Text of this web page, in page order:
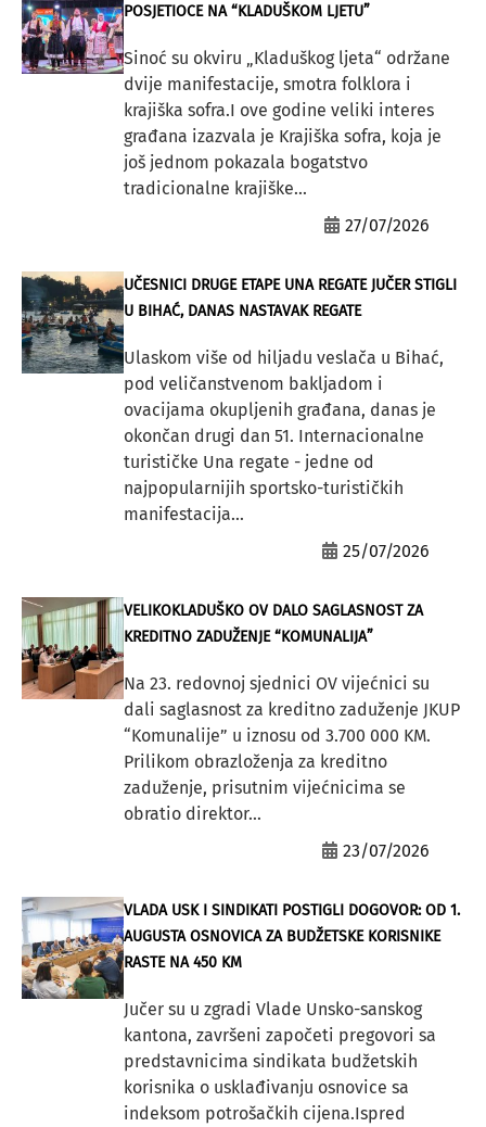
POSJETIOCE NA “KLADUŠKOM LJETU”
Sinoć su okviru „Kladuškog ljeta“ održane
dvije manifestacije, smotra folklora i
krajiška sofra.I ove godine veliki interes
građana izazvala je Krajiška sofra, koja je
još jednom pokazala bogatstvo
tradicionalne krajiške...
27/07/2026
UČESNICI DRUGE ETAPE UNA REGATE JUČER STIGLI
U BIHAĆ, DANAS NASTAVAK REGATE
Ulaskom više od hiljadu veslača u Bihać,
pod veličanstvenom bakljadom i
ovacijama okupljenih građana, danas je
okončan drugi dan 51. Internacionalne
turističke Una regate - jedne od
najpopularnijih sportsko-turističkih
manifestacija...
25/07/2026
VELIKOKLADUŠKO OV DALO SAGLASNOST ZA
KREDITNO ZADUŽENJE “KOMUNALIJA”
Na 23. redovnoj sjednici OV vijećnici su
dali saglasnost za kreditno zaduženje JKUP
“Komunalije” u iznosu od 3.700 000 KM.
Prilikom obrazloženja za kreditno
zaduženje, prisutnim vijećnicima se
obratio direktor...
23/07/2026
VLADA USK I SINDIKATI POSTIGLI DOGOVOR: OD 1.
AUGUSTA OSNOVICA ZA BUDŽETSKE KORISNIKE
RASTE NA 450 KM
Jučer su u zgradi Vlade Unsko-sanskog
kantona, završeni započeti pregovori sa
predstavnicima sindikata budžetskih
korisnika o usklađivanju osnovice sa
indeksom potrošačkih cijena.Ispred